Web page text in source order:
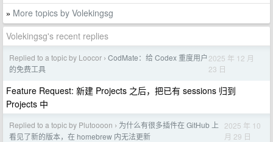
» More topics by Volekingsg
Volekingsg's recent replies
Replied to a topic by Loocor › CodMate：给 Codex 重度用户
的免费工具
2025 年 12 月
23 日
Feature Request: 新建 Projects 之后，把已有 sessions 归到
Projects 中
Replied to a topic by Plutoooon › 为什么有很多插件在 GitHub 上
看见了新的版本，在 homebrew 内无法更新
2025 年 10
月 29 日